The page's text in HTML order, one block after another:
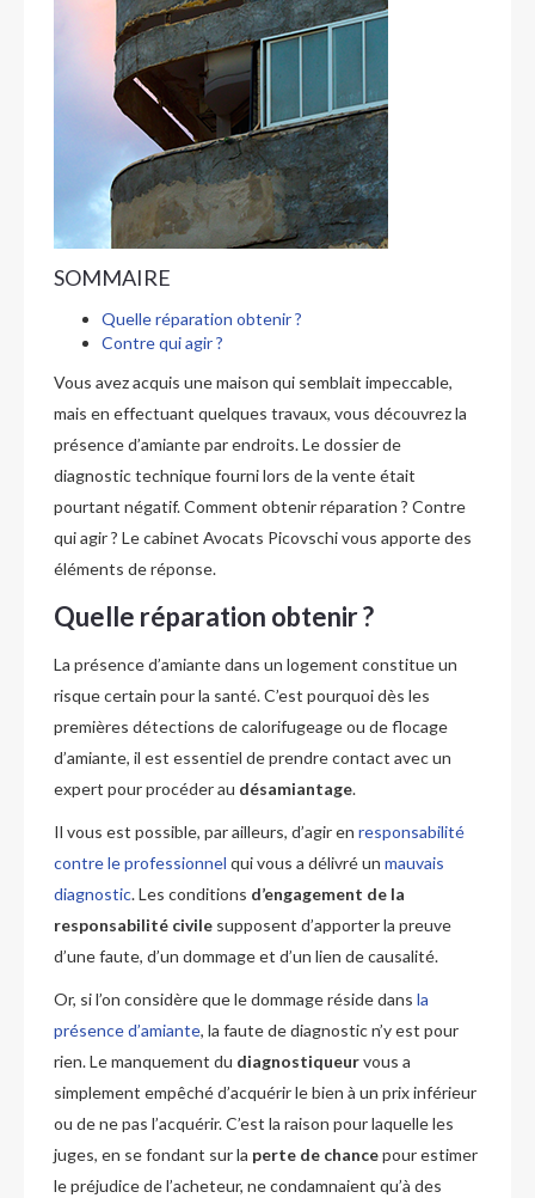
SOMMAIRE
Quelle réparation obtenir ?
Contre qui agir ?
Vous avez acquis une maison qui semblait impeccable,
mais en effectuant quelques travaux, vous découvrez la
présence d’amiante par endroits. Le dossier de
diagnostic technique fourni lors de la vente était
pourtant négatif. Comment obtenir réparation ? Contre
qui agir ? Le cabinet Avocats Picovschi vous apporte des
éléments de réponse.
Quelle réparation obtenir ?
La présence d’amiante dans un logement constitue un
risque certain pour la santé. C’est pourquoi dès les
premières détections de calorifugeage ou de flocage
d’amiante, il est essentiel de prendre contact avec un
expert pour procéder au désamiantage.
Il vous est possible, par ailleurs, d’agir en responsabilité
contre le professionnel qui vous a délivré un mauvais
diagnostic. Les conditions d’engagement de la
responsabilité civile supposent d’apporter la preuve
d’une faute, d’un dommage et d’un lien de causalité.
Or, si l’on considère que le dommage réside dans la
présence d’amiante, la faute de diagnostic n’y est pour
rien. Le manquement du diagnostiqueurvous a
simplement empêché d’acquérir le bien à un prix inférieur
ou de ne pas l’acquérir. C’est la raison pour laquelle les
juges, en se fondant sur la perte de chancepour estimer
le préjudice de l’acheteur, ne condamnaient qu’à des